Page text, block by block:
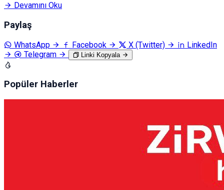
Devamını Oku
Paylaş
WhatsApp Facebook X (Twitter)
LinkedIn
Telegram
Linki Kopyala
Popüler Haberler